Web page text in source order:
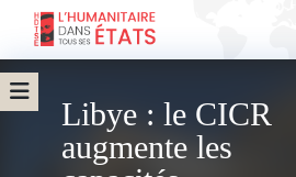
Libye : le CICR
augmente les